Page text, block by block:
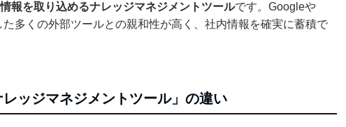
報を取り込めるナレッジマネジメントツールです。Googleや
多くの外部ツールとの親和性が高く、社内情報を確実に蓄積で
ッジマネジメントツール」の違い